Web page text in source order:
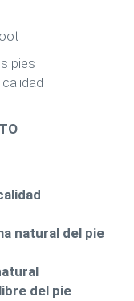
pies
natural del pie
del pie